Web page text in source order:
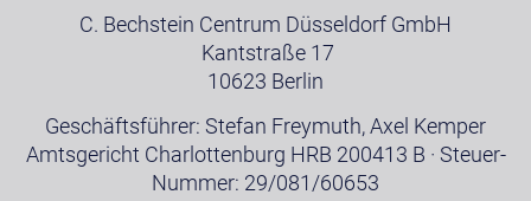
C. Bechstein Centrum Düsseldorf GmbH
Kantstraße 17
10623 Berlin
Geschäftsführer: Stefan Freymuth, Axel Kemper
Amtsgericht Charlottenburg HRB 200413 B · Steuer-
Nummer: 29/081/60653